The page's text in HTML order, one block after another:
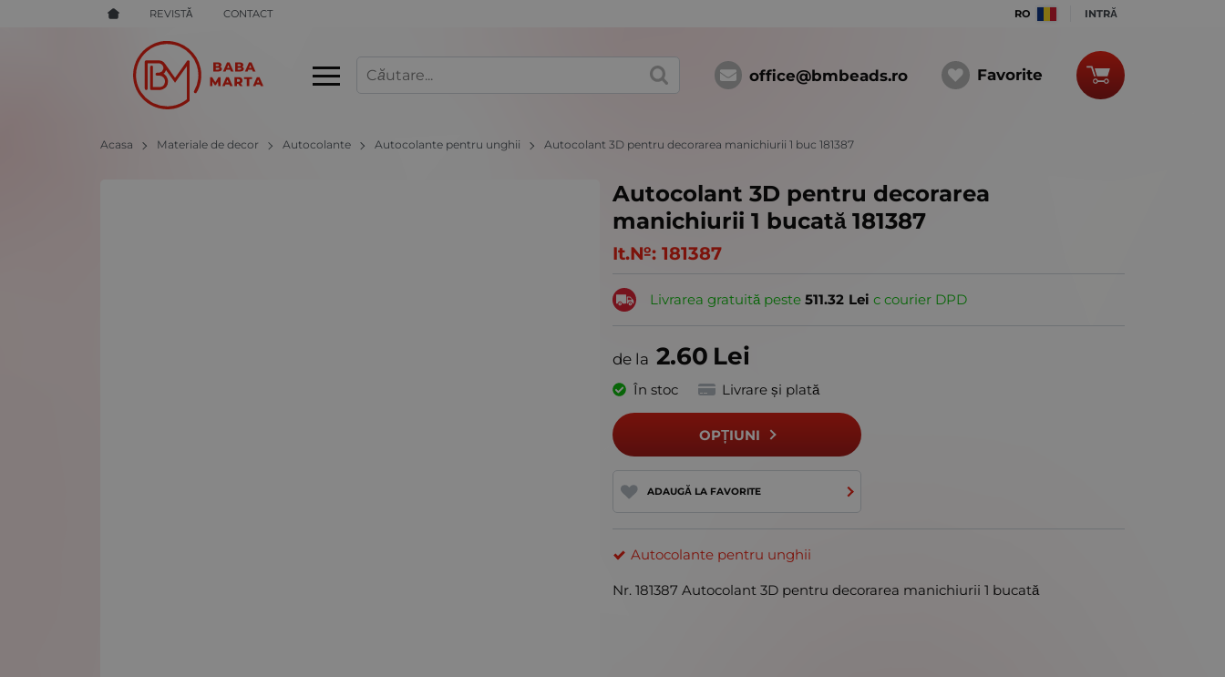
REVISTĂ CONTACT RO INTRĂ
office@bmbeads.ro Favorite
Acasa Materiale de decor Autocolante Autocolante pentru unghii Autocolant 3D pentru decorarea manichiurii 1 buc 181387
Autocolant 3D pentru decorarea
manichiurii 1 bucată 181387
It.№: 181387
Livrarea gratuită peste511.32 Lei с courier DPD
2.60 Lei
În stoc Livrare și plată
OPȚIUNI
ADAUGĂ LA FAVORITE
Autocolante pentru unghii
Nr. 181387 Autocolant 3D pentru decorarea manichiurii 1 bucată